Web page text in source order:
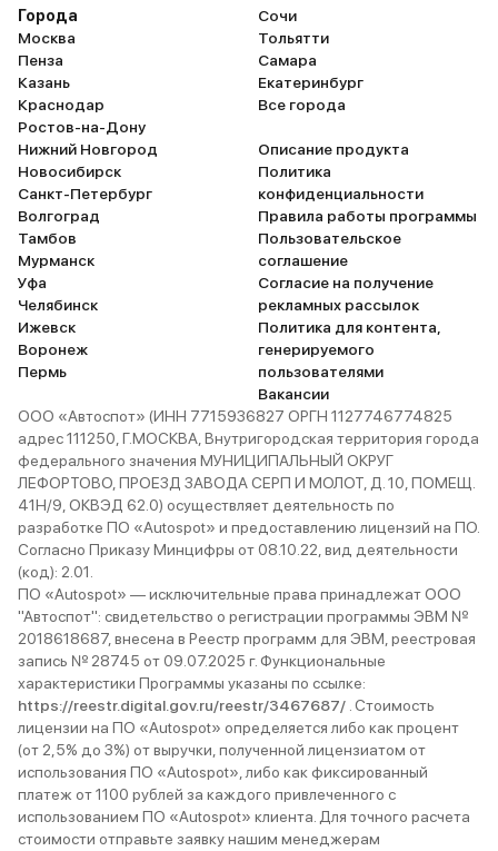
Города
Москва
Пенза
Казань
Краснодар
Ростов-на-Дону
Нижний Новгород
Новосибирск
Санкт-Петербург
Волгоград
Тамбов
Мурманск
Уфа
Челябинск
Ижевск
Воронеж
Пермь
Сочи
Тольятти
Самара
Екатеринбург
Все города
Описание продукта
Политика
конфиденциальности
Правила работы программы
Пользовательское
соглашение
Согласие на получение
рекламных рассылок
Политика для контента,
генерируемого
пользователями
Вакансии
ООО «Автоспот» (ИНН 7715936827 ОРГН 1127746774825
адрес 111250, Г.МОСКВА, Внутригородская территория города
федерального значения МУНИЦИПАЛЬНЫЙ ОКРУГ
ЛЕФОРТОВО, ПРОЕЗД ЗАВОДА СЕРП И МОЛОТ, Д. 10, ПОМЕЩ.
41Н/9, ОКВЭД 62.0) осуществляет деятельность по
разработке ПО «Autospot» и предоставлению лицензий на ПО.
Согласно Приказу Минцифры от 08.10.22, вид деятельности
(код): 2.01.
ПО «Autospot» — исключительные права принадлежат ООО
"Автоспот": свидетельство о регистрации программы ЭВМ №
2018618687, внесена в Реестр программ для ЭВМ, реестровая
запись № 28745 от 09.07.2025 г. Функциональные
характеристики Программы указаны по ссылке:
https://reestr.digital.gov.ru/reestr/3467687/ . Стоимость
лицензии на ПО «Autospot» определяется либо как процент
(от 2,5% до 3%) от выручки, полученной лицензиатом от
использования ПО «Autospot», либо как фиксированный
платеж от 1100 рублей за каждого привлеченного с
использованием ПО «Autospot» клиента. Для точного расчета
стоимости отправьте заявку нашим менеджерам